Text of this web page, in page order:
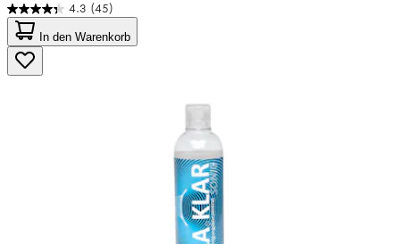
4.3 (45)
4.3
von
5
Sternen.
45
In den Warenkorb